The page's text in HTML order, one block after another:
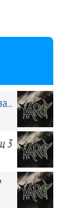
3